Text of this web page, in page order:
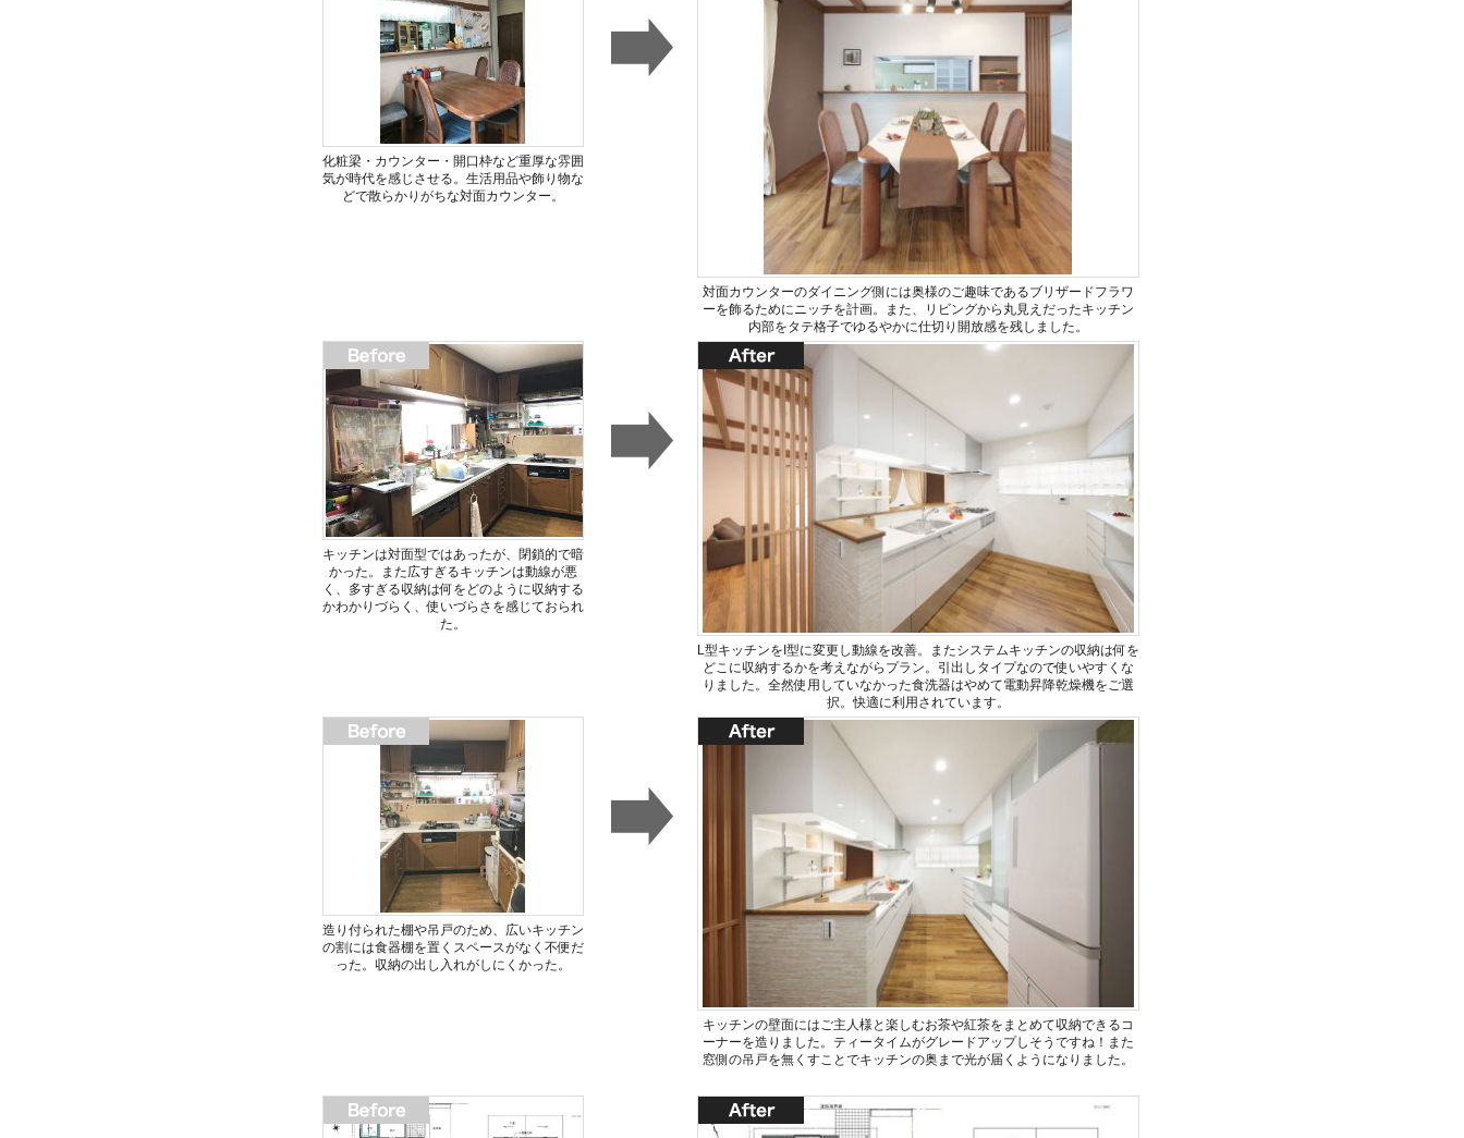
化粧梁・カウンター・開口枠など重厚な雰囲
気が時代を感じさせる。生活用品や飾り物な
どで散らかりがちな対面カウンター。
対面カウンターのダイニング側には奥様のご趣味であるブリザードフラワ
ーを飾るためにニッチを計画。また、リビングから丸見えだったキッチン
内部をタテ格子でゆるやかに仕切り開放感を残しました。
キッチンは対面型ではあったが、閉鎖的で暗
かった。また広すぎるキッチンは動線が悪
く、多すぎる収納は何をどのように収納する
かわかりづらく、使いづらさを感じておられ
た。
L型キッチンをI型に変更し動線を改善。またシステムキッチンの収納は何を
どこに収納するかを考えながらプラン。引出しタイプなので使いやすくな
りました。全然使用していなかった食洗器はやめて電動昇降乾燥機をご選
択。快適に利用されています。
造り付られた棚や吊戸のため、広いキッチン
の割には食器棚を置くスペースがなく不便だ
った。収納の出し入れがしにくかった。
キッチンの壁面にはご主人様と楽しむお茶や紅茶をまとめて収納できるコ
ーナーを造りました。ティータイムがグレードアップしそうですね！また
窓側の吊戸を無くすことでキッチンの奥まで光が届くようになりました。